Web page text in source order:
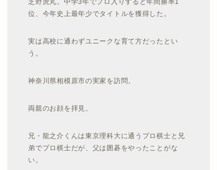
位、今年史上最年少でタイトルを獲得した。
実は高校に通わずユニークな育て方だったとい
う。
神奈川県相模原市の実家を訪問。
両親のお顔を拝見。
兄・龍之介くんは東京理科大に通うプロ棋士と兄
弟でプロ棋士だが、父は囲碁をやったことがな
い。